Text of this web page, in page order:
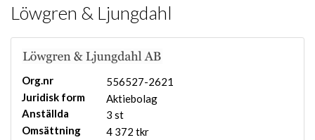
Löwgren & Ljungdahl
Org.nr
556527-2621
Juridisk form
Aktiebolag
Anställda
3 st
Omsättning
4 372 tkr